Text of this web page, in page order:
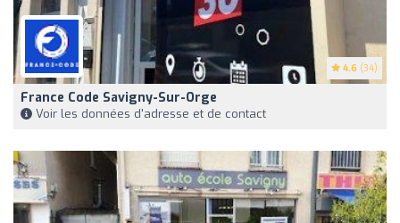
4.6 (34)
France Code Savigny-Sur-Orge
Voir les données d'adresse et de contact